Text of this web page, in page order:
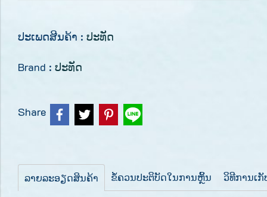
ປະເພດສີນຄ້າ : ປະທັດ
Brand : ປະທັດ
Share
ລາຍລະອຽດສິນຄ້າ ຂໍ້ຄວນປະຕິບັດໃນການຫຼິ້ນ ວິທີການເ